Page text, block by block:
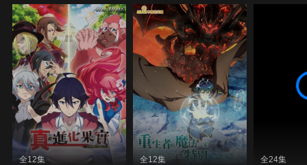
全12集 全12集 全24集